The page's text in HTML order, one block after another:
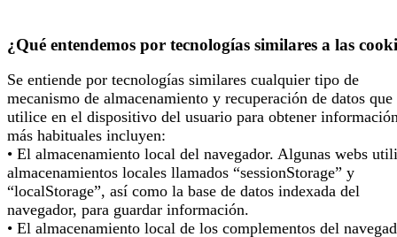
¿Qué entendemos por tecnologías similares a las
Se entiende por tecnologías similares cualquier tipo de
mecanismo de almacenamiento y recuperación de datos que
utilice en el dispositivo del usuario para obtener
más habituales incluyen:
• El almacenamiento local del navegador. Algunas webs
almacenamientos locales llamados “sessionStorage” y
“localStorage”, así como la base de datos indexada del
navegador, para guardar información.
• El almacenamiento local de los complementos del